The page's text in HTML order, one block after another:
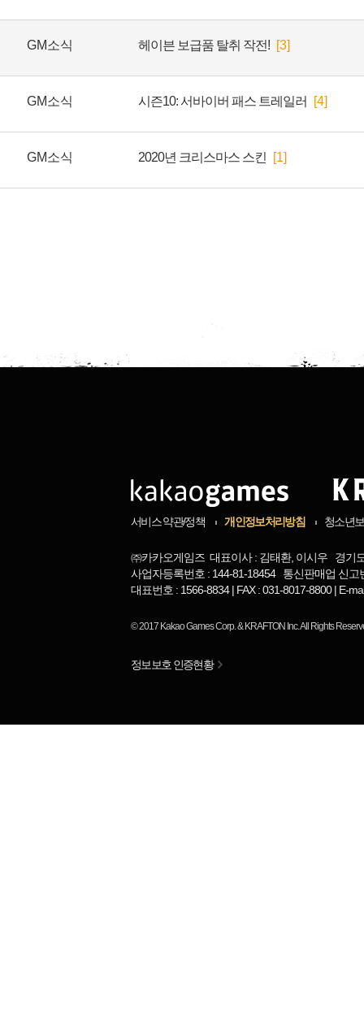
GM소식 헤이븐 보급품 탈취 작전! [3]
GM소식 시즌10: 서바이버 패스 트레일러 [4]
GM소식 2020년 크리스마스 스킨 [1]
서비스 약관/정책 개인정보처리방침 청소년
㈜카카오게임즈 대표이사 : 김태환, 이시우 경기
사업자등록번호 : 144-81-18454 통신판매업 신고
대표번호 : 1566-8834 | FAX : 031-8017-8800 | E-
© 2017 Kakao Games Corp.& KRAFTON Inc.All Rights
정보보호 인증현황